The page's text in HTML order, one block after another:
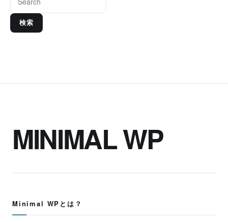
検索
MINIMAL WP
Minimal WPとは？